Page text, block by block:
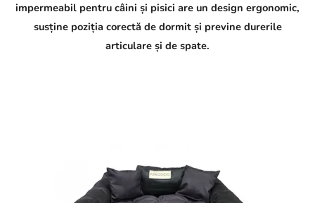
impermeabil pentru câini și pisici are un design ergonomic,
susține poziția corectă de dormit și previne durerile
articulare și de spate.